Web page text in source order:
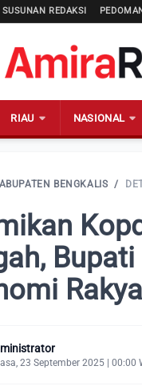
SUSUNAN REDAKSI
RIAU NASIONAL
BENGKALIS /
23 September 2025 | 00:00